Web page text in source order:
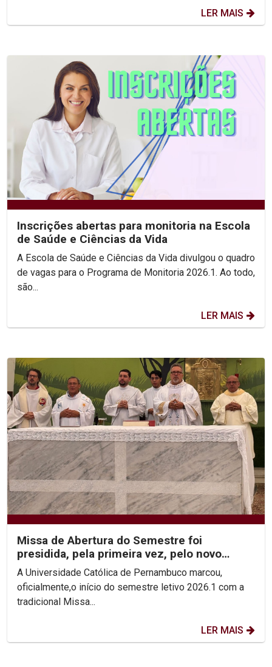
LER MAIS
Inscrições abertas para monitoria na Escola
de Saúde e Ciências da Vida
A Escola de Saúde e Ciências da Vida divulgou o quadro
de vagas para o Programa de Monitoria 2026.1. Ao todo,
são...
LER MAIS
Missa de Abertura do Semestre foi
presidida, pela primeira vez, pelo novo
Reitor, Pe. Carlos Fritzen
A Universidade Católica de Pernambuco marcou,
oficialmente,o início do semestre letivo 2026.1 com a
tradicional Missa...
LER MAIS